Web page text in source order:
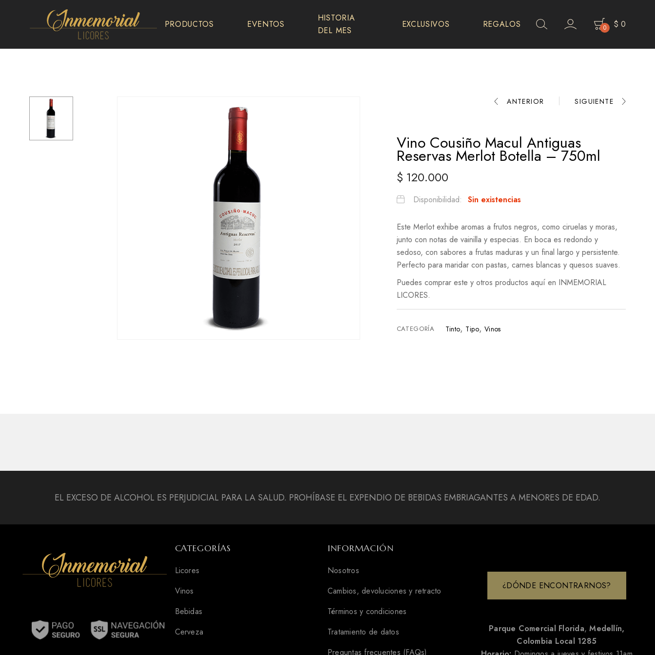
Licores
PRODUCTOS EVENTOS
HISTORIA
DEL MES
EXCLUSIVOS REGALOS 0 $ 0
Product
navigation
ANTERIOR SIGUIENTE
Vino Cousiño Macul Antiguas
Reservas Merlot Botella – 750ml
$ 120.000
Disponibilidad: Sin existencias
Este Merlot exhibe aromas a frutos negros, como ciruelas y moras,
junto con notas de vainilla y especias. En boca es redondo y
sedoso, con sabores a frutas maduras y un final largo y persistente.
Perfecto para maridar con pastas, carnes blancas y quesos suaves.
Puedes comprar este y otros productos aquí en INMEMORIAL
LICORES.
CATEGORÍA Tinto, Tipo, Vinos
EL EXCESO DE ALCOHOL ES PERJUDICIAL PARA LA SALUD. PROHÍBASE EL EXPENDIO DE BEBIDAS EMBRIAGANTES A MENORES DE EDAD.
CATEGORÍAS
Licores
Vinos
Bebidas
Cerveza
INFORMACIÓN
Nosotros
Cambios, devoluciones y retracto
Términos y condiciones
Tratamiento de datos
Preguntas frecuentes (FAQs)
¿DÓNDE ENCONTRARNOS?
Parque Comercial Florida,Medellín,
Colombia Local 1285